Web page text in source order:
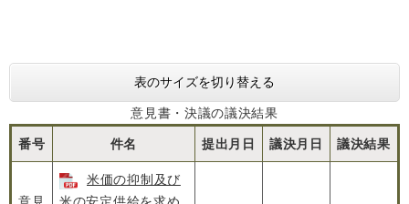
表のサイズを切り替える
意見書・決議の議決結果
番号 件名 提出月日 議決月日 議決結果
米価の抑制及び